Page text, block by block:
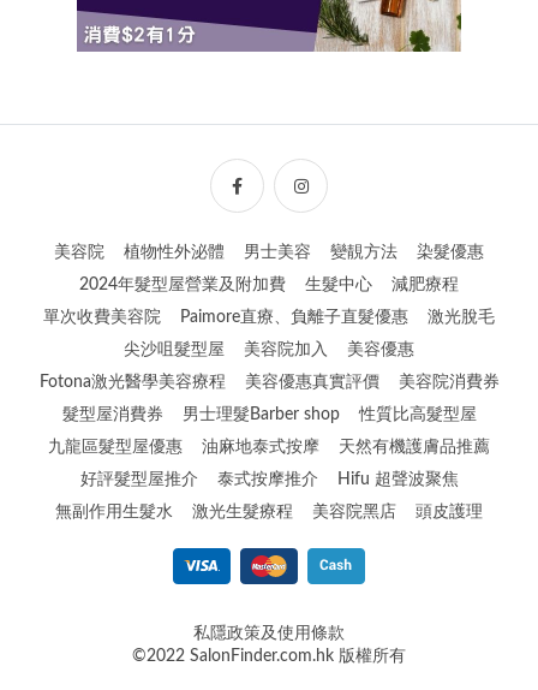
美容院 植物性外泌體 男士美容 變靚方法
染髮優惠
2024年髮型屋營業及附加費
生髮中心
減肥療程
單次收費美容院
Paimore直療、負離子直髮優惠
激光脫毛
尖沙咀髮型屋
美容院加入
美容優惠
Fotona激光醫學美容療程
美容優惠真實評價
美容院消費券
髮型屋消費券
男士理髮Barber shop
性質比高髮型屋
九龍區髮型屋優惠
油麻地泰式按摩
天然有機護膚品推薦
好評髮型屋推介
泰式按摩推介
Hifu 超聲波聚焦
無副作用生髮水
激光生髮療程 美容院黑店 頭皮護理
私隱政策及使用條款
©2022 SalonFinder.com.hk 版權所有